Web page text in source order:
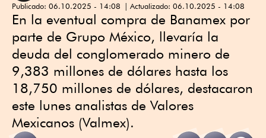
Publicado: 06.10.2025 - 14:08 Actualizado: 06.10.2025 - 14:08
En la eventual compra de Banamex por
parte de Grupo México, llevaría la
deuda del conglomerado minero de
9,383 millones de dólares hasta los
18,750 millones de dólares, destacaron
este lunes analistas de Valores
Mexicanos (Valmex).